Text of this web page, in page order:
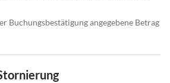
Buchungsbestätigung angegebene Betrag